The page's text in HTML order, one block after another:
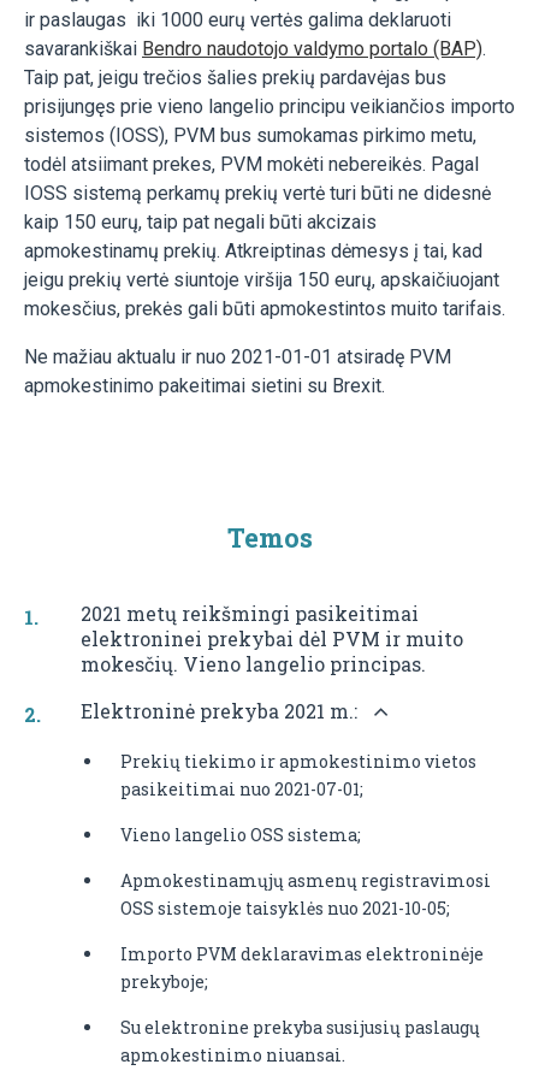
ir paslaugas iki 1000 eurų vertės galima deklaruoti
savarankiškai Bendro naudotojo valdymo portalo (BAP).
Taip pat, jeigu trečios šalies prekių pardavėjas bus
prisijungęs prie vieno langelio principu veikiančios importo
sistemos (IOSS), PVM bus sumokamas pirkimo metu,
todėl atsiimant prekes, PVM mokėti nebereikės. Pagal
IOSS sistemą perkamų prekių vertė turi būti ne didesnė
kaip 150 eurų, taip pat negali būti akcizais
apmokestinamų prekių. Atkreiptinas dėmesys į tai, kad
jeigu prekių vertė siuntoje viršija 150 eurų, apskaičiuojant
mokesčius, prekės gali būti apmokestintos muito tarifais.
Ne mažiau aktualu ir nuo 2021-01-01 atsiradę PVM
apmokestinimo pakeitimai sietini su Brexit.
Temos
2021 metų reikšmingi pasikeitimai
elektroninei prekybai dėl PVM ir muito
mokesčių. Vieno langelio principas.
Elektroninė prekyba 2021 m.:
Prekių tiekimo ir apmokestinimo vietos
pasikeitimai nuo 2021-07-01;
Vieno langelio OSS sistema;
Apmokestinamųjų asmenų registravimosi
OSS sistemoje taisyklės nuo 2021-10-05;
Importo PVM deklaravimas elektroninėje
prekyboje;
Su elektronine prekyba susijusių paslaugų
apmokestinimo niuansai.